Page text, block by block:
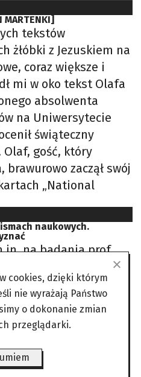
tekstów
żłóbki z Jezuskiem na
coraz większe i
mi w oko tekst Olafa
absolwenta
na Uniwersytecie
świąteczny
Olaf, gość, który
brawurowo zaczął swój
„National
naukowych.
na badania prof.
2024 r. na
opisał ukryte
z Google Scholar –
czasopismach, co
charakter zjawiska.
że trzeba robić
uczyć, że to
cookies, dzięki którym
nie wyrażają Państwo
o dokonanie zmian
przeglądarki.